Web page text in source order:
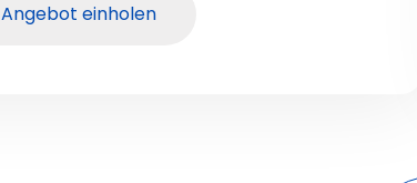
Angebot einholen